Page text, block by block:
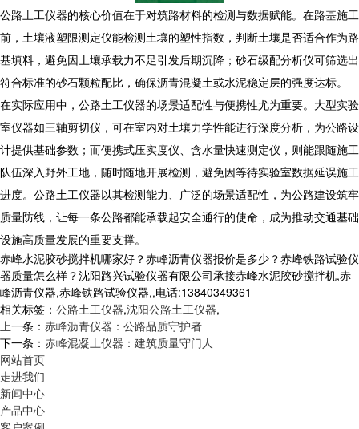
公路土工仪器的核心价值在于对筑路材料的检测与数据赋能。在路基施工
前，土壤液塑限测定仪能检测土壤的塑性指数，判断土壤是否适合作为路
基填料，避免因土壤承载力不足引发后期沉降；砂石级配分析仪可筛选出
符合标准的砂石颗粒配比，确保沥青混凝土或水泥稳定层的强度达标。
在实际应用中，公路土工仪器的场景适配性与便携性尤为重要。大型实验
室仪器如三轴剪切仪，可在室内对土壤力学性能进行深度分析，为公路设
计提供基础参数；而便携式压实度仪、含水量快速测定仪，则能跟随施工
队伍深入野外工地，随时随地开展检测，避免因等待实验室数据延误施工
进度。公路土工仪器以其检测能力、广泛的场景适配性，为公路建设筑牢
质量防线，让每一条公路都能承载起安全通行的使命，成为推动交通基础
设施高质量发展的重要支撑。
赤峰水泥胶砂搅拌机哪家好？赤峰沥青仪器报价是多少？赤峰铁路试验仪
器质量怎么样？沈阳路兴试验仪器有限公司承接赤峰水泥胶砂搅拌机,赤
峰沥青仪器,赤峰铁路试验仪器,,电话:13840349361
相关标签： 公路土工仪器,沈阳公路土工仪器,
上一条： 赤峰沥青仪器：公路品质守护者
下一条： 赤峰混凝土仪器：建筑质量守门人
网站首页
走进我们
新闻中心
产品中心